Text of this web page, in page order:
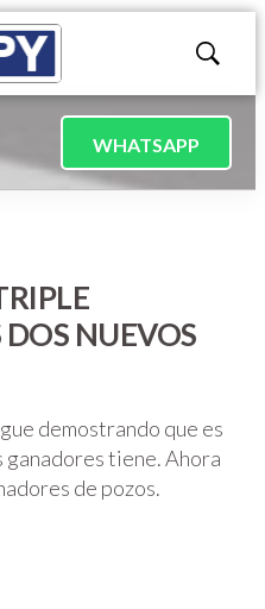
Mostrar
WHATSAPP
DOS NUEVOS
demostrando que es
ganadores tiene. Ahora
de pozos.